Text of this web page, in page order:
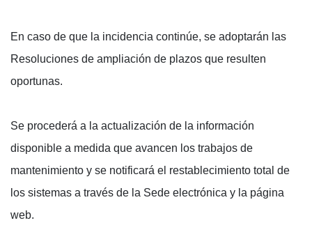
En caso de que la incidencia continúe, se adoptarán las
Resoluciones de ampliación de plazos que resulten
oportunas.
Se procederá a la actualización de la información
disponible a medida que avancen los trabajos de
mantenimiento y se notificará el restablecimiento total de
los sistemas a través de la Sede electrónica y la página
web.